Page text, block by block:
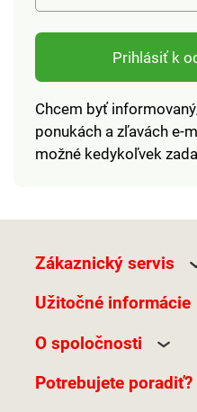
Prihlásiť k
Chcem byť
ponukách a zľavách e-
možné kedykoľvek
Zákaznický servis
Užitočné informácie
O spoločnosti
Potrebujete poradiť?